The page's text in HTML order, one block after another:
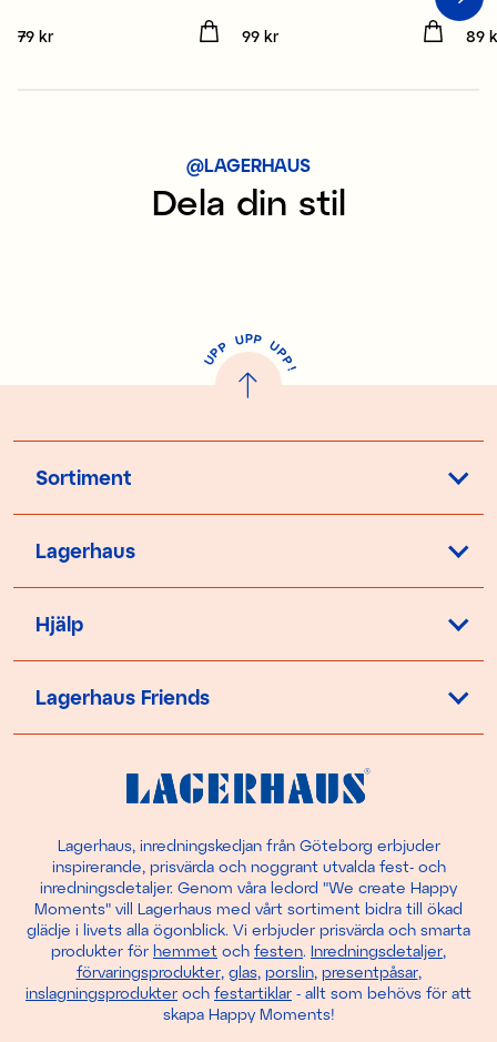
Pris:
79 kr Pris:
99 kr Pris
89
@LAGERHAUS
Dela din stil
U
P
P UPP UP
P
!
Sortiment
Lagerhaus
Hjälp
Lagerhaus Friends
Lagerhaus, inredningskedjan från Göteborg erbjuder
inspirerande, prisvärda och noggrant utvalda fest- och
inredningsdetaljer. Genom våra ledord "We create Happy
Moments" vill Lagerhaus med vårt sortiment bidra till ökad
glädje i livets alla ögonblick. Vi erbjuder prisvärda och smarta
produkter för hemmet och festen. Inredningsdetaljer,
förvaringsprodukter, glas, porslin, presentpåsar,
inslagningsprodukter och festartiklar - allt som behövs för att
skapa Happy Moments!